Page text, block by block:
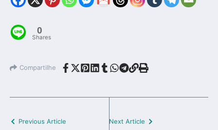
0
Shares
Compartilhe
Previous Article Next Article